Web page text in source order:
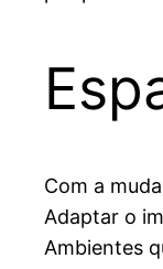
Com a
Adaptar o
Ambientes